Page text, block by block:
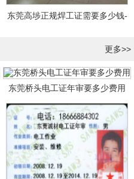
东莞高埗正规焊工证需要多少钱-
更多>>
东莞桥头电工证年审要多少费用